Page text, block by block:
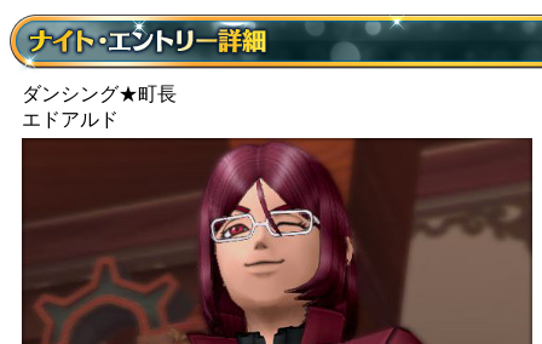
ダンシング★町長
エドアルド